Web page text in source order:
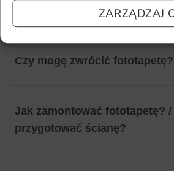
ZARZĄDZAJ
Czy mogę zwrócić fototapetę?
Jak zamontować fototapetę? /
przygotować ścianę?